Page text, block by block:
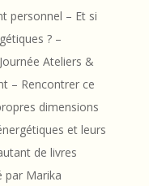
personnel – Et si
? –
Ateliers &
– Rencontrer ce
dimensions
et leurs
de livres
par Marika